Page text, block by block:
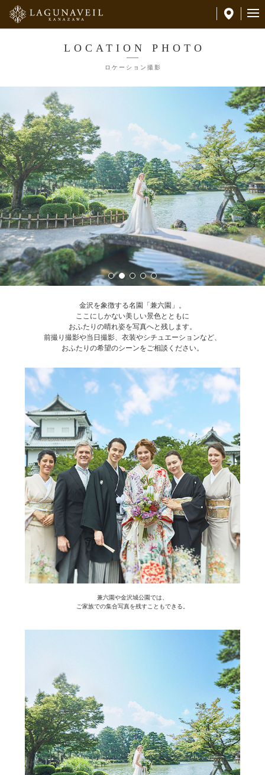
LOCATION PHOTO
ロケーション撮影
金沢を象徴する名園「兼六園」。
ここにしかない美しい景色とともに
おふたりの晴れ姿を写真へと残します。
前撮り撮影や当日撮影、衣装やシチュエーションなど、
おふたりの希望のシーンをご相談ください。
兼六園や金沢城公園では、
ご家族での集合写真を残すこともできる。